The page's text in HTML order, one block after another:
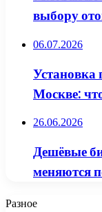
выбору
06.07.2026
Установка
Москве:
26.06.2026
Дешёвые
меняются
Разное